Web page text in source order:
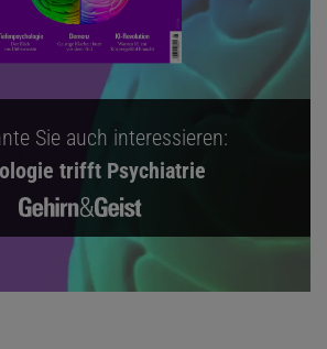
Sie auch interessieren:
trifft Psychiatrie